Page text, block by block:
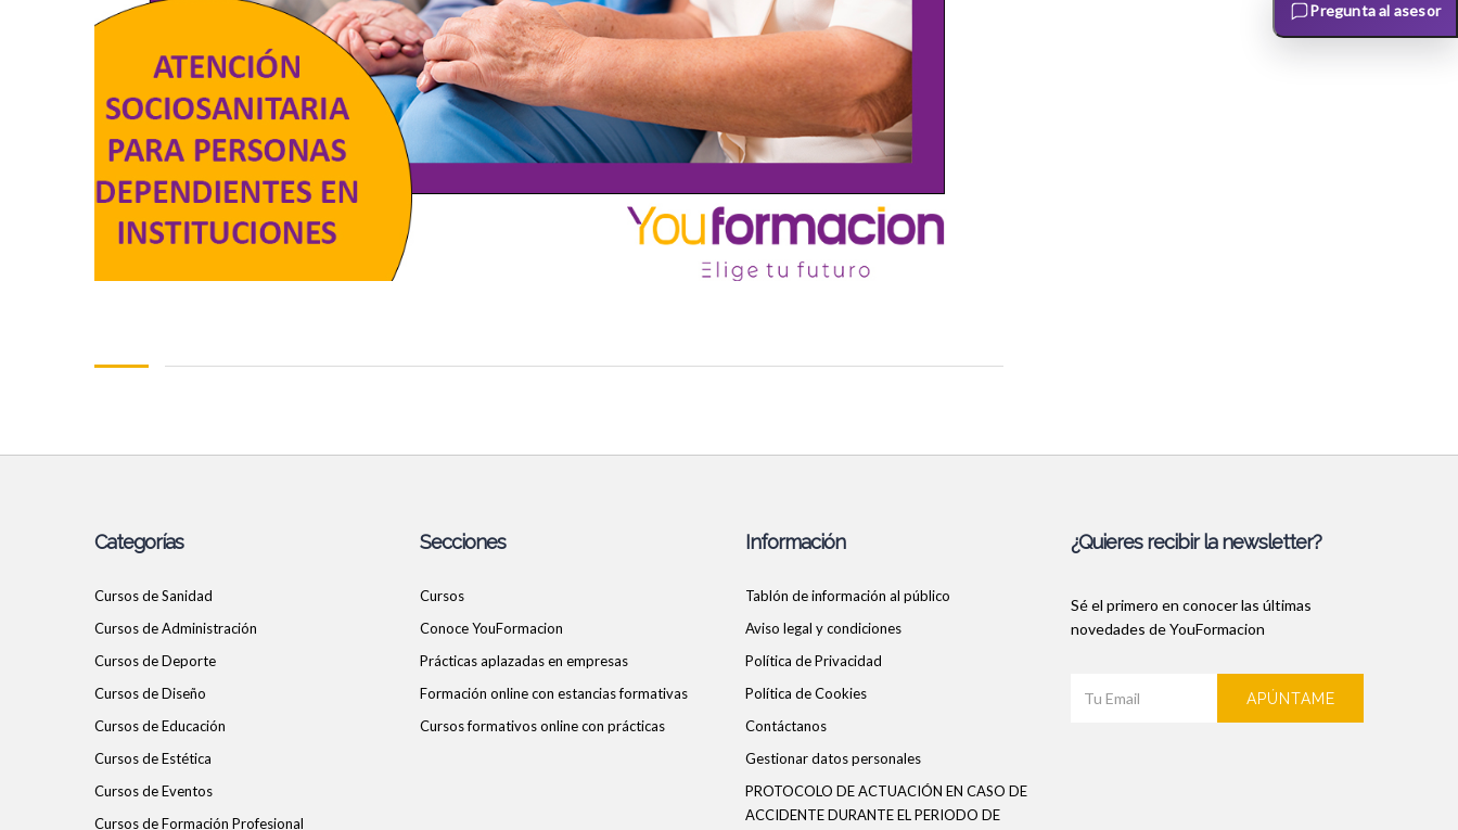
Categorías
Cursos de Sanidad
Cursos de Administración
Cursos de Deporte
Cursos de Diseño
Cursos de Educación
Cursos de Estética
Cursos de Eventos
Cursos de Formación Profesional
Secciones
Cursos
Conoce YouFormacion
Prácticas aplazadas en empresas
Formación online con estancias formativas
Cursos formativos online con prácticas
Información
Tablón de información al público
Aviso legal y condiciones
Política de Privacidad
Política de Cookies
Contáctanos
Gestionar datos personales
PROTOCOLO DE ACTUACIÓN EN CASO DE
ACCIDENTE DURANTE EL PERIODO DE
¿Quieres recibir la newsletter?
Sé el primero en conocer las últimas
novedades de YouFormacion
APÚNTAME
Pregunta al asesor